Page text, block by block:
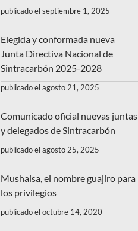
publicado el septiembre 1, 2025
Elegida y conformada nueva
Junta Directiva Nacional de
Sintracarbón 2025-2028
publicado el agosto 21, 2025
Comunicado oficial nuevas juntas
y delegados de Sintracarbón
publicado el agosto 25, 2025
Mushaisa, el nombre guajiro para
los privilegios
publicado el octubre 14, 2020